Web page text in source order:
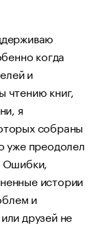
когда
и
чтению книг,
я
собраны
уже преодолел
Ошибки,
истории
и
друзей не